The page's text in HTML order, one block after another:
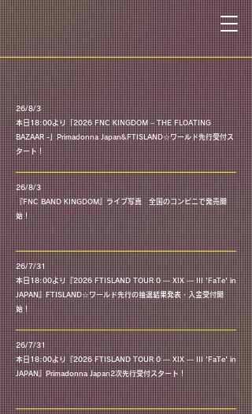
26/8/3
本日18:00より「2026 FNC KINGDOM – THE FLOATING
BAZAAR -」Primadonna Japan&FTISLAND☆ワールド先行受付ス
タート！
本日18:00より「2026 FNC KINGDOM – THE FLOATING BAZAAR -」Primadonna Japan&FTISLAND☆ワールド先行受付スタート！
26/8/3
『FNC BAND KINGDOM』ライブ写真 全国のコンビニで発売開
始！
『FNC BAND KINGDOM』ライブ写真 全国のコンビニで発売開始！
26/7/31
本日18:00より『2026 FTISLAND TOUR 0 — XIX — III 'FaTe' in
JAPAN』FTISLAND☆ワールド先行の抽選結果発表・入金受付開
始！
本日18:00より『2026 FTISLAND TOUR 0 — XIX — III 'FaTe' in JAPAN』FTISLAND☆ワールド先行の抽選結果発表・入金受付開始！
26/7/31
本日18:00より『2026 FTISLAND TOUR 0 — XIX — III 'FaTe' in
JAPAN』Primadonna Japan2次先行受付スタート！
本日18:00より『2026 FTISLAND TOUR 0 — XIX — III 'FaTe' in JAPAN』Primadonna Japan2次先行受付スタート！